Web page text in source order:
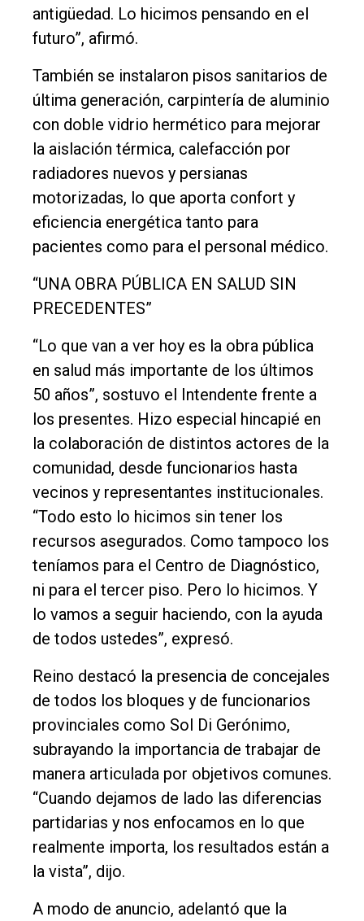
antigüedad. Lo hicimos pensando en el
futuro”, afirmó.
También se instalaron pisos sanitarios de
última generación, carpintería de aluminio
con doble vidrio hermético para mejorar
la aislación térmica, calefacción por
radiadores nuevos y persianas
motorizadas, lo que aporta confort y
eficiencia energética tanto para
pacientes como para el personal médico.
“UNA OBRA PÚBLICA EN SALUD SIN
PRECEDENTES”
“Lo que van a ver hoy es la obra pública
en salud más importante de los últimos
50 años”, sostuvo el Intendente frente a
los presentes. Hizo especial hincapié en
la colaboración de distintos actores de la
comunidad, desde funcionarios hasta
vecinos y representantes institucionales.
“Todo esto lo hicimos sin tener los
recursos asegurados. Como tampoco los
teníamos para el Centro de Diagnóstico,
ni para el tercer piso. Pero lo hicimos. Y
lo vamos a seguir haciendo, con la ayuda
de todos ustedes”, expresó.
Reino destacó la presencia de concejales
de todos los bloques y de funcionarios
provinciales como Sol Di Gerónimo,
subrayando la importancia de trabajar de
manera articulada por objetivos comunes.
“Cuando dejamos de lado las diferencias
partidarias y nos enfocamos en lo que
realmente importa, los resultados están a
la vista”, dijo.
A modo de anuncio, adelantó que la